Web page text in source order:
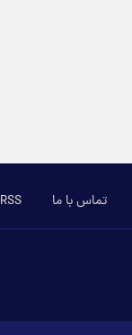
تماس با ما RSS